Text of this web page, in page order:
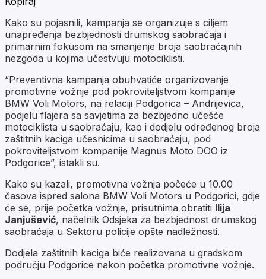
Kako su pojasnili, kampanja se organizuje s ciljem
unapređenja bezbjednosti drumskog saobraćaja i
primarnim fokusom na smanjenje broja saobraćajnih
nezgoda u kojima učestvuju motociklisti.
“Preventivna kampanja obuhvatiće organizovanje
promotivne vožnje pod pokroviteljstvom kompanije
BMW Voli Motors, na relaciji Podgorica – Andrijevica,
podjelu flajera sa savjetima za bezbjedno učešće
motociklista u saobraćaju, kao i dodjelu određenog broja
zaštitnih kaciga učesnicima u saobraćaju, pod
pokroviteljstvom kompanije Magnus Moto DOO iz
Podgorice”, istakli su.
Kako su kazali, promotivna vožnja počeće u 10.00
časova ispred salona BMW Voli Motors u Podgorici, gdje
će se, prije početka vožnje, prisutnima obratiti Ilija
Janjušević, načelnik Odsjeka za bezbjednost drumskog
saobraćaja u Sektoru policije opšte nadležnosti.
Dodjela zaštitnih kaciga biće realizovana u gradskom
području Podgorice nakon početka promotivne vožnje.